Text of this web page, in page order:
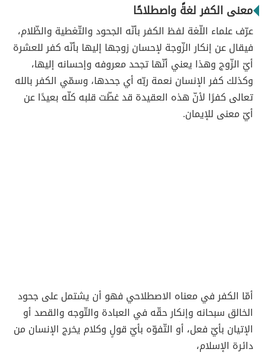
معنى الكفر لغةً واصطلاحًا
عرّف علماء اللّغة لفظ الكفر بأنّه الجحود والتّغطية والظّلام،
فيقال عن إنكار الزّوجة لإحسان زوجها إليها بأنّه كفر للعشرة
أيّ الزّوج وهذا يعني أنّها تجحد معروفه وإحسانه إليها،
وكذلك كفر الإنسان نعمة ربّه أي جحدها، وسمّي الكفر بالله
تعالى كفرًا لأنّ هذه العقيدة قد غطّت قلبه كلّه بعيدًا عن
أيّ معنى للإيمان.
أمّا الكفر في معناه الاصطلاحي فهو أن يشتمل على جحود
الخالق سبحانه وإنكار حقّه في العبادة والتّوجه والقصد أو
الإتيان بأيّ فعل، أو التّفوّه بأيّ قولٍ وكلام يخرج الإنسان من
دائرة الإسلام،